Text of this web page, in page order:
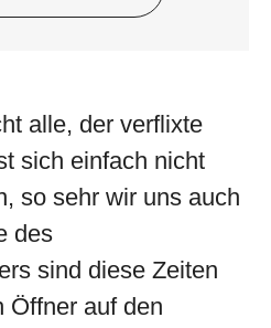
alle, der verflixte
sich einfach nicht
so sehr wir uns auch
des
sind diese Zeiten
Öffner auf den